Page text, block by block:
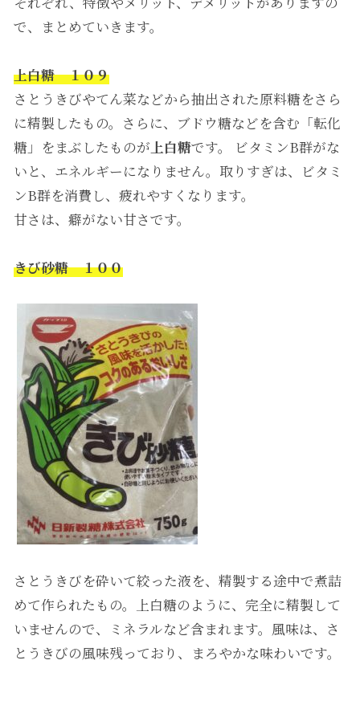
で、まとめていきます。
上白糖 １０９
さとうきびやてん菜などから抽出された原料糖をさら
に精製したもの。さらに、ブドウ糖などを含む「転化
糖」をまぶしたものが 上白糖です。 ビタミンB群がな
いと、エネルギーになりません。取りすぎは、ビタミ
ンB群を消費し、疲れやすくなります。
甘さは、癖がない甘さです。
きび砂糖 １００
さとうきびを砕いて絞った液を、精製する途中で煮詰
めて作られたもの。上白糖のように、完全に精製して
いませんので、ミネラルなど含まれます。風味は、さ
とうきびの風味残っており、まろやかな味わいです。